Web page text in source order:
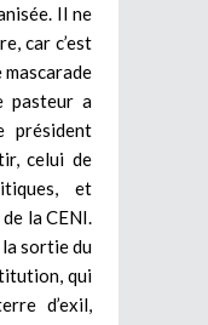
Il ne
car c’est
mascarade
pasteur a
celui de
et
la CENI.
sortie du
qui
d’exil,